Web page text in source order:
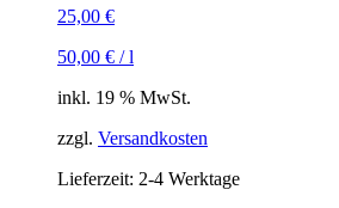
25,00 €
50,00 € /l
inkl. 19 % MwSt.
zzgl. Versandkosten
Lieferzeit: 2-4 Werktage